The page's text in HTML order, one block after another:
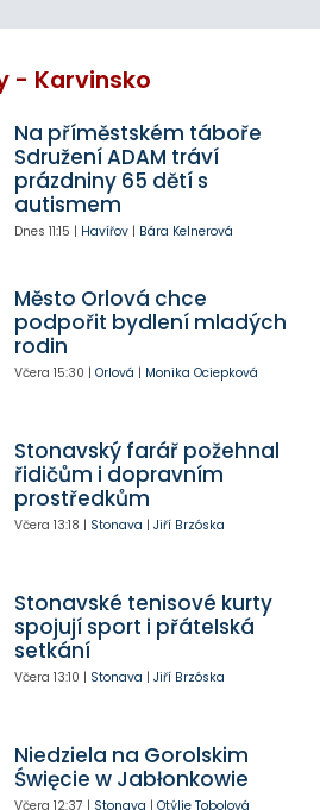
- Karvinsko
Na příměstském táboře
Sdružení ADAM tráví
prázdniny 65 dětí s
autismem
Dnes 11:15 | Havířov| Bára Kelnerová
Město Orlová chce
podpořit bydlení mladých
rodin
Včera 15:30 | Orlová | Monika Ociepková
Stonavský farář požehnal
řidičům i dopravním
prostředkům
Včera 13:18 | Stonava | Jiří Brzóska
Stonavské tenisové kurty
spojují sport i přátelská
setkání
Včera 13:10 | Stonava | Jiří Brzóska
Niedziela na Gorolskim
Święcie w Jabłonkowie
Včera 12:37 | Stonava | Otýlie Tobolová